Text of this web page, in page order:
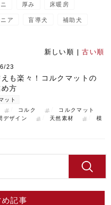
厚み 床暖房
ア 盲導犬 補助犬
新しい順 |古い順
23
も楽々！コルクマットの
方
ット
コルク
コルクマット
デザイン
天然素材
模
め記事